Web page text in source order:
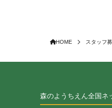
HOME スタッフ
森のようちえん全国ネ